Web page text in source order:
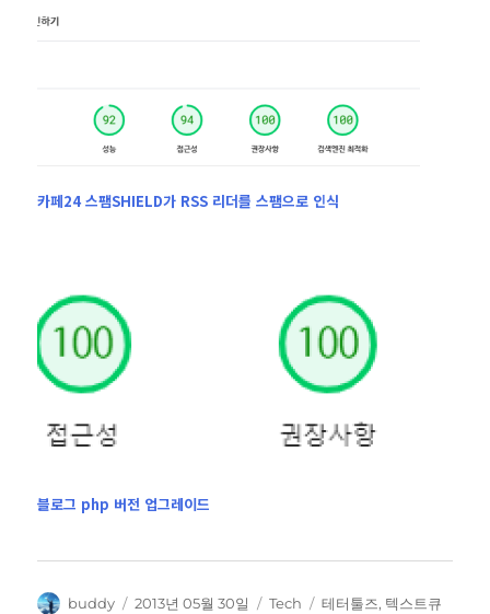
카페24 스팸SHIELD가 RSS 리더를 스팸으로 인식
블로그 php 버전 업그레이드
글
buddy
작
2013년 05월 30일
카
Tech
태
테터툴즈, 텍스트큐